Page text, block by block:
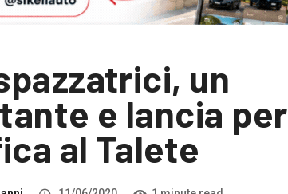
un
e lancia per
al Talete